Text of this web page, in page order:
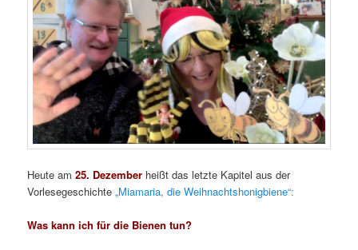
Heute am25. Dezember heißt das letzte Kapitel aus der
Vorlesegeschichte„Miamaria, die Weihnachtshonigbiene“:
Was kann ich für die Bienen tun?